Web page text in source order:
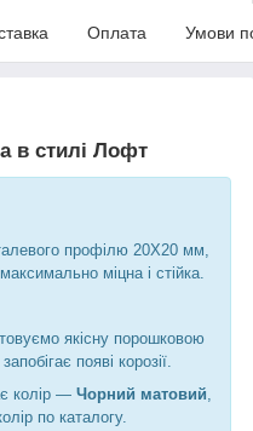
Оплата Умови
в стилі Лофт
профілю 20Х20 мм,
міцна і стійка.
якісну порошковою
появі корозії.
колір — Чорний матовий
по каталогу.